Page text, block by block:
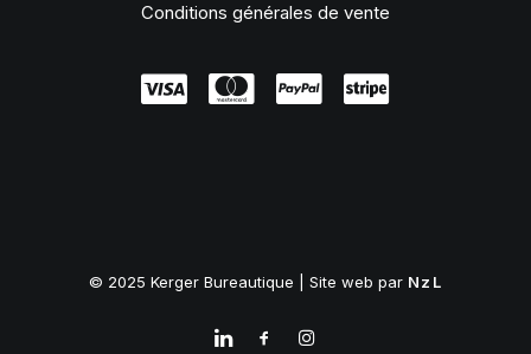
Conditions générales de vente
© 2025 Kerger Bureautique | Site web par NzL